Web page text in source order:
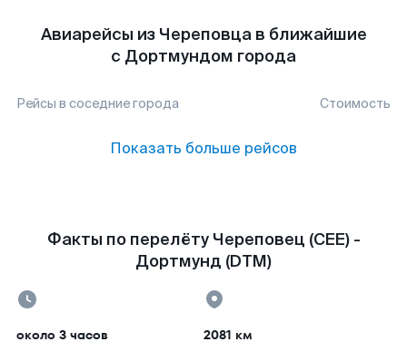
Авиарейсы из Череповца в ближайшие
с Дортмундом города
Рейсы в соседние города Стоимость
Показать больше рейсов
Факты по перелёту Череповец (CEE) -
Дортмунд (DTM)
около 3 часов 2081 км